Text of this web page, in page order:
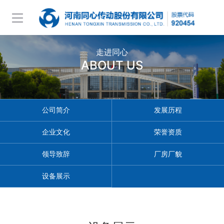
走进同心
ABOUT US
公司简介 发展历程
企业文化 荣誉资质
领导致辞 厂房厂貌
设备展示